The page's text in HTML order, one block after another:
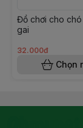
Đồ chơi cho
gai
32.000đ
Chọn